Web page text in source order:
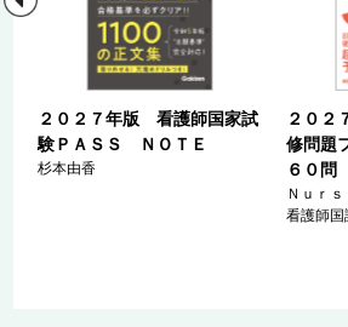
２０２７年版 看護師国家試
験ＰＡＳＳ ＮＯＴＥ
杉本由香
２０２
修問題
６０問
Ｎｕｒ
看護師国